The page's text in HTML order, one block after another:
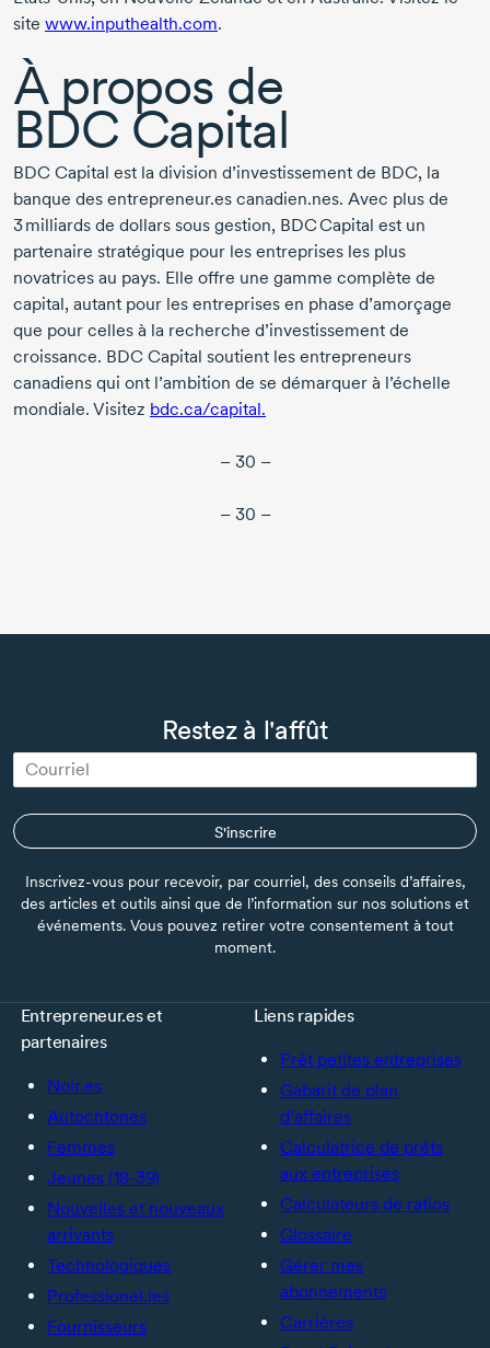
site www.inputhealth.com.
À propos de
BDC Capital
BDC Capital est la division d’investissement de BDC, la
banque des entrepreneur.es canadien.nes. Avec plus de
3 milliards de dollars sous gestion, BDC Capital est un
partenaire stratégique pour les entreprises les plus
novatrices au pays. Elle offre une gamme complète de
capital, autant pour les entreprises en phase d’amorçage
que pour celles à la recherche d’investissement de
croissance. BDC Capital soutient les entrepreneurs
canadiens qui ont l’ambition de se démarquer à l’échelle
mondiale. Visitez bdc.ca/capital.
– 30 –
– 30 –
Restez à l'affût
S'inscrire
Inscrivez-vous pour recevoir, par courriel, des conseils d’affaires,
des articles et outils ainsi que de l’information sur nos solutions et
événements. Vous pouvez retirer votre consentement à tout
moment.
Entrepreneur.es et
partenaires
Noir.es
Autochtones
Femmes
Jeunes (18-39)
Nouvelles et nouveaux
arrivants
Technologiques
Professionel.les
Fournisseurs
Liens rapides
Prêt petites entreprises
Gabarit de plan
d’affaires
Calculatrice de prêts
aux entreprises
Calculateurs de ratios
Glossaire
Gérer mes
abonnements
Carrières